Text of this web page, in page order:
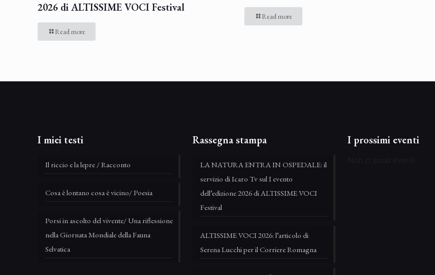
2026 di ALTISSIME VOCI Festival
Read more
Read more
I miei testi
Il riccio e la lepre / Racconto
Cosa è lontano cosa è vicino/ Poesia
Porsi in ascolto del vivente/ Una riflessione
nella Giornata Mondiale della Fauna
Selvatica
Rassegna stampa
LA NATURA ENTRA IN OSPEDALE: il
servizio di Icaro Tv sul I evento
dell’edizione 2026 di ALTISSIME VOCI
Festival
ALTISSIME VOCI 2026: l’articolo di
Serena Lucchi per il Corriere Romagna
I prossimi eventi